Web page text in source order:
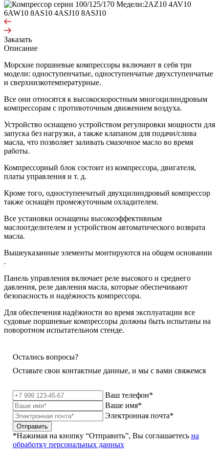
Заказать
Описание
Морские поршневые компрессоры включают в себя три
модели: одноступенчатые, одноступенчатые двухступенчатые
и сверхнизкотемпературные.
Все они относятся к высокоскоростным многоцилиндровым
компрессорам с противоточным движением воздуха.
Устройство оснащено устройством регулировки мощности для
запуска без нагрузки, а также клапаном для подачи/слива
масла, что позволяет заливать смазочное масло во время
работы.
Компрессорный блок состоит из компрессора, двигателя,
платы управления и т. д.
Кроме того, одноступенчатый двухцилиндровый компрессор
также оснащён промежуточным охладителем.
Все установки оснащены высокоэффективным
маслоотделителем и устройством автоматического возврата
масла.
Вышеуказанные элементы монтируются на общем основании
.
Панель управления включает реле высокого и среднего
давления, реле давления масла, которые обеспечивают
безопасность и надёжность компрессора.
Для обеспечения надёжности во время эксплуатации все
судовые поршневые компрессоры должны быть испытаны на
поворотном испытательном стенде.
Остались вопросы?
Оставьте свои контактные данные, и мы с вами свяжемся
Ваш телефон*
Ваше имя*
Электронная почта*
Отправить
*Нажимая на кнопку “Отправить”, Вы соглашаетесь на
обработку персональных данных